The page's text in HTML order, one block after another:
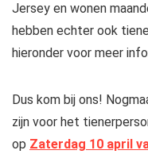
Jersey en wonen
hebben echter ook
hieronder voor meer
Dus kom bij ons!
zijn voor het
op Zaterdag 10 april